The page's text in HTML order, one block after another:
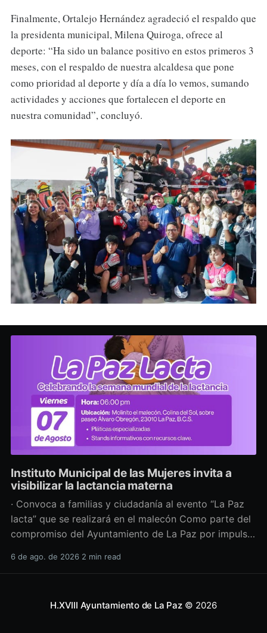
Finalmente, Ortalejo Hernández agradeció el respaldo que
la presidenta municipal, Milena Quiroga, ofrece al
deporte: “Ha sido un balance positivo en estos primeros 3
meses, con el respaldo de nuestra alcaldesa que pone
como prioridad al deporte y día a día lo vemos, sumando
actividades y acciones que fortalecen el deporte en
nuestra comunidad”, concluyó.
Instituto Municipal de las Mujeres invita a
visibilizar la lactancia materna
· Convoca a familias y ciudadanía al evento “La Paz
lacta” que se realizará en el malecón Como parte del
compromiso del Ayuntamiento de La Paz por impulsar
salud y los derechos de las mujeres, así como generar
6 de ago. de 2026 2 min read
H.XVIII Ayuntamiento de La Paz© 2026